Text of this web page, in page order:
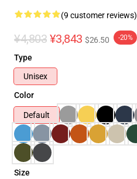
(9 customer reviews)
¥4,803 ¥3,843 $26.50 -20%
Type
Unisex
Color
Default
Size